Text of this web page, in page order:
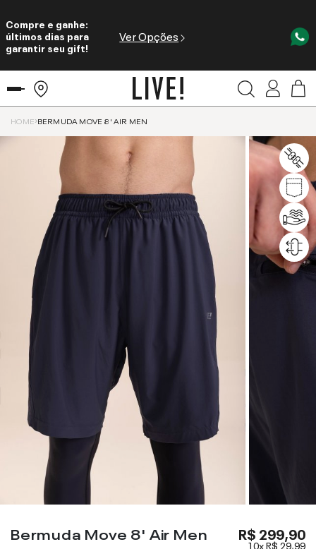
Compre e ganhe:
últimos dias para
garantir seu gift!
Ver Opções
HOME BERMUDA MOVE 8' AIR MEN
Bermuda Move 8' Air Men R$ 299,90
10xR$ 29,99